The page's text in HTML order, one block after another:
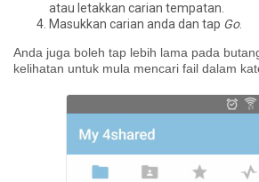
atau letakkan carian tempatan.
Masukkan carian anda dan tap Go.
Anda juga boleh tap lebih lama pada
kelihatan untuk mula mencari fail dalam